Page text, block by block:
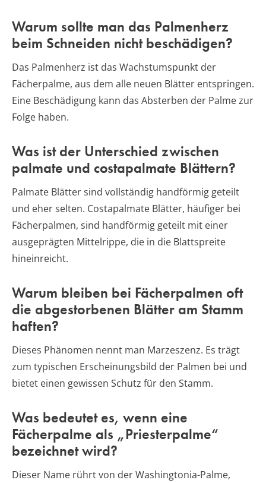
Warum sollte man das Palmenherz
beim Schneiden nicht beschädigen?
Das Palmenherz ist das Wachstumspunkt der
Fächerpalme, aus dem alle neuen Blätter entspringen.
Eine Beschädigung kann das Absterben der Palme zur
Folge haben.
Was ist der Unterschied zwischen
palmate und costapalmate Blättern?
Palmate Blätter sind vollständig handförmig geteilt
und eher selten. Costapalmate Blätter, häufiger bei
Fächerpalmen, sind handförmig geteilt mit einer
ausgeprägten Mittelrippe, die in die Blattspreite
hineinreicht.
Warum bleiben bei Fächerpalmen oft
die abgestorbenen Blätter am Stamm
haften?
Dieses Phänomen nennt man Marzeszenz. Es trägt
zum typischen Erscheinungsbild der Palmen bei und
bietet einen gewissen Schutz für den Stamm.
Was bedeutet es, wenn eine
Fächerpalme als „Priesterpalme“
bezeichnet wird?
Dieser Name rührt von der Washingtonia-Palme,